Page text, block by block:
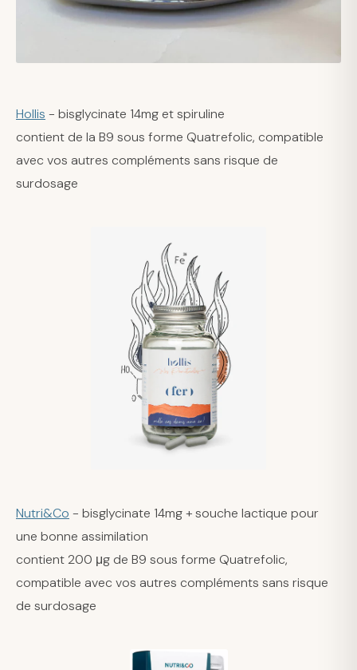
Hollis - bisglycinate 14mg et spiruline
contient de la B9 sous forme Quatrefolic, compatible
avec vos autres compléments sans risque de
surdosage
Nutri&Co - bisglycinate 14mg + souche lactique pour
une bonne assimilation
contient 200 μg de B9 sous forme Quatrefolic,
compatible avec vos autres compléments sans risque
de surdosage